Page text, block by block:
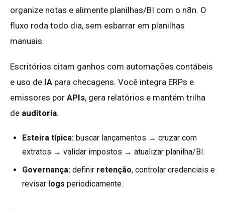
organize notas e alimente planilhas/BI com o n8n. O
fluxo roda todo dia, sem esbarrar em planilhas
manuais.
Escritórios citam ganhos com automações contábeis
e uso de IA para checagens. Você integra ERPs e
emissores por APIs, gera relatórios e mantém trilha
de auditoria.
Esteira típica: buscar lançamentos → cruzar com
extratos → validar impostos → atualizar planilha/BI.
Governança: definir retenção, controlar credenciais e
revisar logs periodicamente.